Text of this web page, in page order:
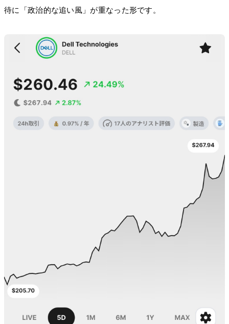
待に「政治的な追い風」が重なった形です。